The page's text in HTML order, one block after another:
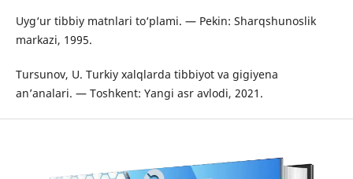
Uyg‘ur tibbiy matnlari to‘plami. — Pekin: Sharqshunoslik
markazi, 1995.
Tursunov, U. Turkiy xalqlarda tibbiyot va gigiyena
an’analari. — Toshkent: Yangi asr avlodi, 2021.